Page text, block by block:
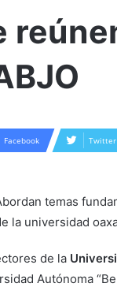
Facebook Twitter
temas
la universidad
de la
Autónoma